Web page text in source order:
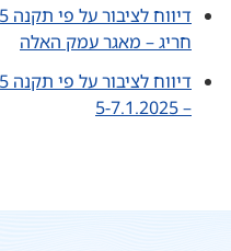
חריג – מאגר עמק האלה
– 5-7.1.2025